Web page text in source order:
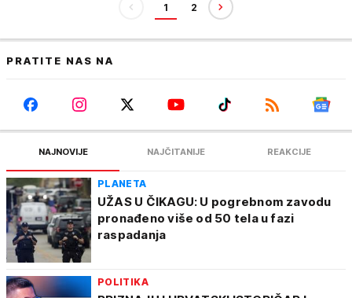
1 2
PRATITE NAS NA
NAJNOVIJE NAJČITANIJE REAKCIJE
PLANETA
UŽAS U ČIKAGU: U pogrebnom zavodu
pronađeno više od 50 tela u fazi
raspadanja
POLITIKA